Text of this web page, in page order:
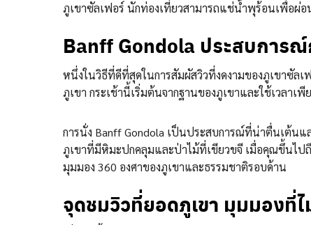
ภูเขาซัลเฟอร์ นักท่องเที่ยวสามารถแช่น้ำพุร้อนเพื่อผ่
Banff Gondola ประสบการณ์
หนึ่งในวิธีที่ดีที่สุดในการสัมผัสวิวที่งดงามของภูเขาซัล
ภูเขา กระเช้านี้เริ่มต้นจากฐานของภูเขาและใช้เวลา
การนั่ง Banff Gondola เป็นประสบการณ์ที่น่าตื่นเต้น
ภูเขาที่มีหิมะปกคลุมและป่าไม้ที่เขียวขจี เมื่อคุณขึ้นไป
มุมมอง 360 องศาของภูเขาและธรรมชาติรอบด้าน
จุดชมวิวที่ยอดภูเขา มุมมองที่